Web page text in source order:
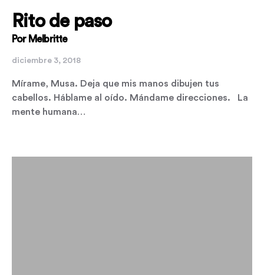
Rito de paso
Por Melbritte
diciembre 3, 2018
Mírame, Musa. Deja que mis manos dibujen tus
cabellos. Háblame al oído. Mándame direcciones. La
mente humana…